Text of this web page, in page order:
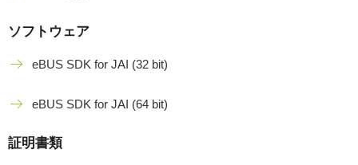
ソフトウェア
eBUS SDK for JAI (32 bit)
eBUS SDK for JAI (64 bit)
証明書類